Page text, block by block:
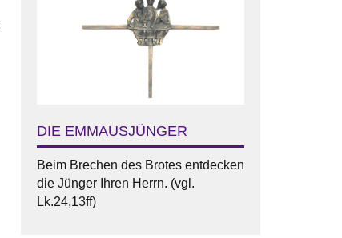
DIE EMMAUSJÜNGER
Beim Brechen des Brotes entdecken
die Jünger Ihren Herrn. (vgl.
Lk.24,13ff)